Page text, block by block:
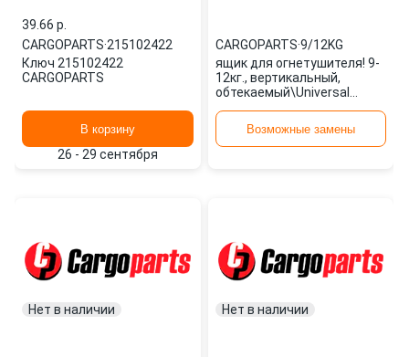
39.66 p.
CARGOPARTS·215102422
Ключ 215102422
CARGOPARTS
В корзину
26 - 29 сентября
CARGOPARTS·9/12KG
ящик для огнетушителя! 9-
12кг., вертикальный,
обтекаемый\Universal
Возможные замены
Нет в наличии Нет в наличии